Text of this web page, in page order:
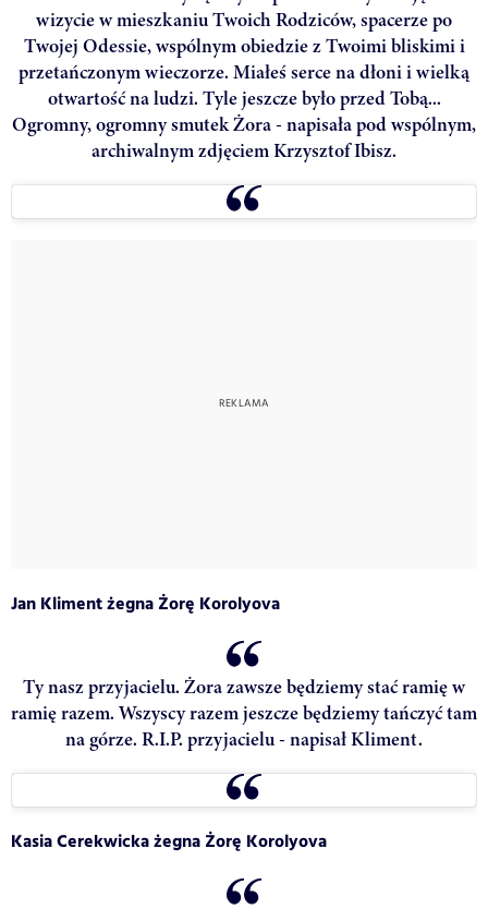
wizycie w mieszkaniu Twoich Rodziców, spacerze po
Twojej Odessie, wspólnym obiedzie z Twoimi bliskimi i
przetańczonym wieczorze. Miałeś serce na dłoni i wielką
otwartość na ludzi. Tyle jeszcze było przed Tobą...
Ogromny, ogromny smutek Żora - napisała pod wspólnym,
archiwalnym zdjęciem Krzysztof Ibisz.
Jan Kliment żegna Żorę Korolyova
Ty nasz przyjacielu. Żora zawsze będziemy stać ramię w
ramię razem. Wszyscy razem jeszcze będziemy tańczyć tam
na górze. R.I.P. przyjacielu - napisał Kliment.
Kasia Cerekwickażegna Żorę Korolyova